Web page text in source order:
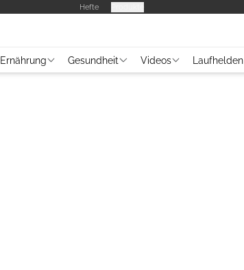
Hefte
Ernährung Gesundheit Videos Laufhelden